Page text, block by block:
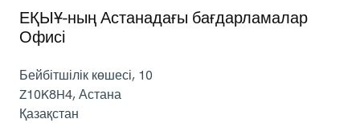
ЕҚЫҰ-ның Астанадағы бағдарламалар
Офисі
Бейбітшілік көшесі, 10
Z10K8H4,Астана
Қазақстан